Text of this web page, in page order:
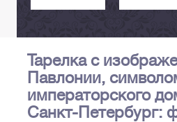
Тарелка с
Павлонии,
императорского
Санкт-Петербург: